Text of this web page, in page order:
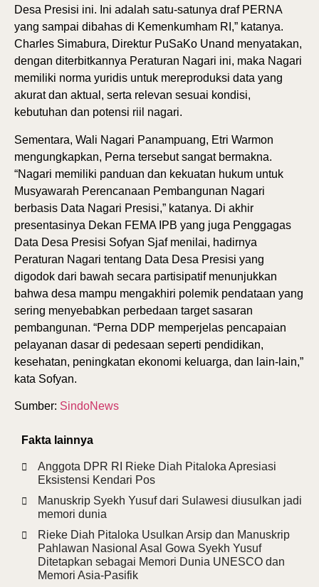
Desa Presisi ini. Ini adalah satu-satunya draf PERNA
yang sampai dibahas di Kemenkumham RI,” katanya.
Charles Simabura, Direktur PuSaKo Unand menyatakan,
dengan diterbitkannya Peraturan Nagari ini, maka Nagari
memiliki norma yuridis untuk mereproduksi data yang
akurat dan aktual, serta relevan sesuai kondisi,
kebutuhan dan potensi riil nagari.
Sementara, Wali Nagari Panampuang, Etri Warmon
mengungkapkan, Perna tersebut sangat bermakna.
“Nagari memiliki panduan dan kekuatan hukum untuk
Musyawarah Perencanaan Pembangunan Nagari
berbasis Data Nagari Presisi,” katanya. Di akhir
presentasinya Dekan FEMA IPB yang juga Penggagas
Data Desa Presisi Sofyan Sjaf menilai, hadirnya
Peraturan Nagari tentang Data Desa Presisi yang
digodok dari bawah secara partisipatif menunjukkan
bahwa desa mampu mengakhiri polemik pendataan yang
sering menyebabkan perbedaan target sasaran
pembangunan. “Perna DDP memperjelas pencapaian
pelayanan dasar di pedesaan seperti pendidikan,
kesehatan, peningkatan ekonomi keluarga, dan lain-lain,”
kata Sofyan.
Sumber: SindoNews
Fakta lainnya
Anggota DPR RI Rieke Diah Pitaloka Apresiasi
Eksistensi Kendari Pos
Manuskrip Syekh Yusuf dari Sulawesi diusulkan jadi
memori dunia
Rieke Diah Pitaloka Usulkan Arsip dan Manuskrip
Pahlawan Nasional Asal Gowa Syekh Yusuf
Ditetapkan sebagai Memori Dunia UNESCO dan
Memori Asia-Pasifik